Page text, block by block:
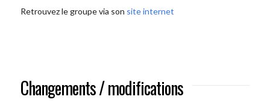
Retrouvez le groupe via son site internet
Changements / modifications